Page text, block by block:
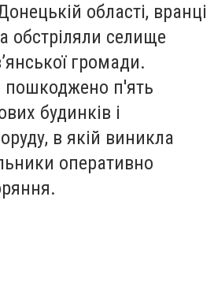
області, вранці
обстріляли селище
громади.
пошкоджено п'ять
будинків і
в якій виникла
оперативно